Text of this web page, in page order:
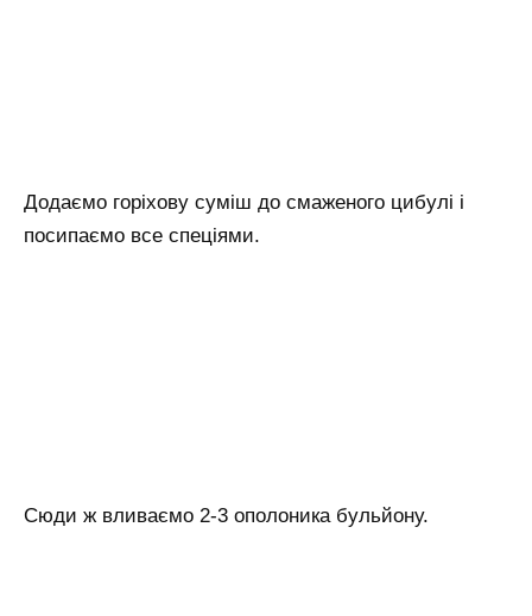
Додаємо горіхову суміш до смаженого цибулі і
посипаємо все спеціями.
Сюди ж вливаємо 2-3 ополоника бульйону.